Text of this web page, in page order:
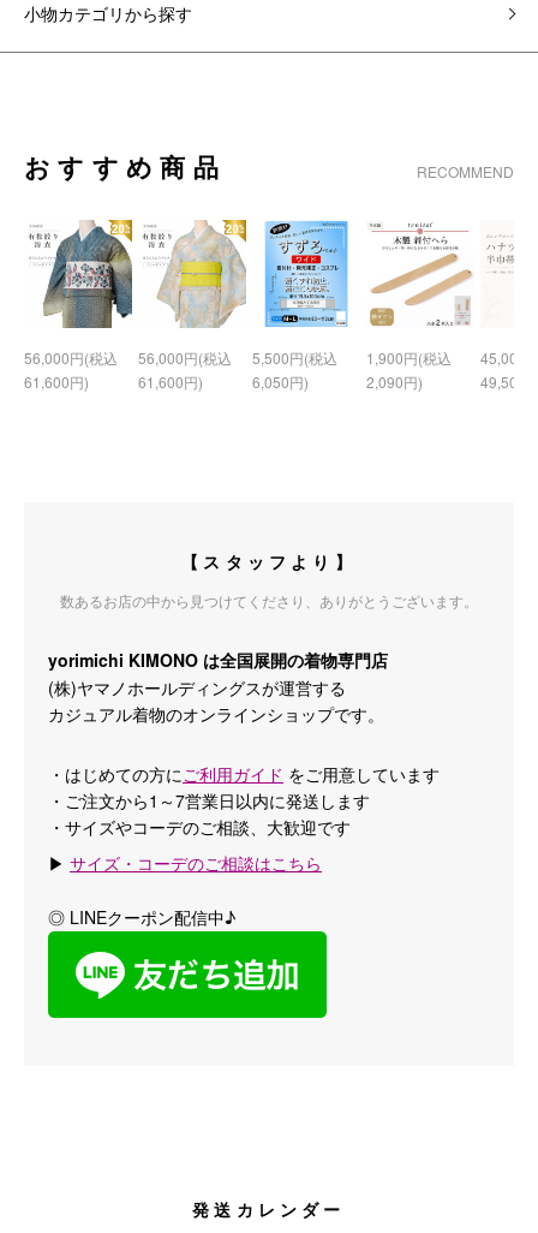
小物カテゴリから探す
おすすめ商品 RECOMMEND
56,000円(税込
61,600円)
56,000円(税込
61,600円)
5,500円(税込
6,050円)
1,900円(税込
2,090円)
45,000
49,500
【スタッフより】
数あるお店の中から見つけてくださり、ありがとうございます。
yorimichi KIMONO は全国展開の着物専門店
(株)ヤマノホールディングスが運営する
カジュアル着物のオンラインショップです。
・はじめての方にご利用ガイド をご用意しています
・ご注文から1～7営業日以内に発送します
・サイズやコーデのご相談、大歓迎です
▶ サイズ・コーデのご相談はこちら
◎ LINEクーポン配信中♪
発送カレンダー